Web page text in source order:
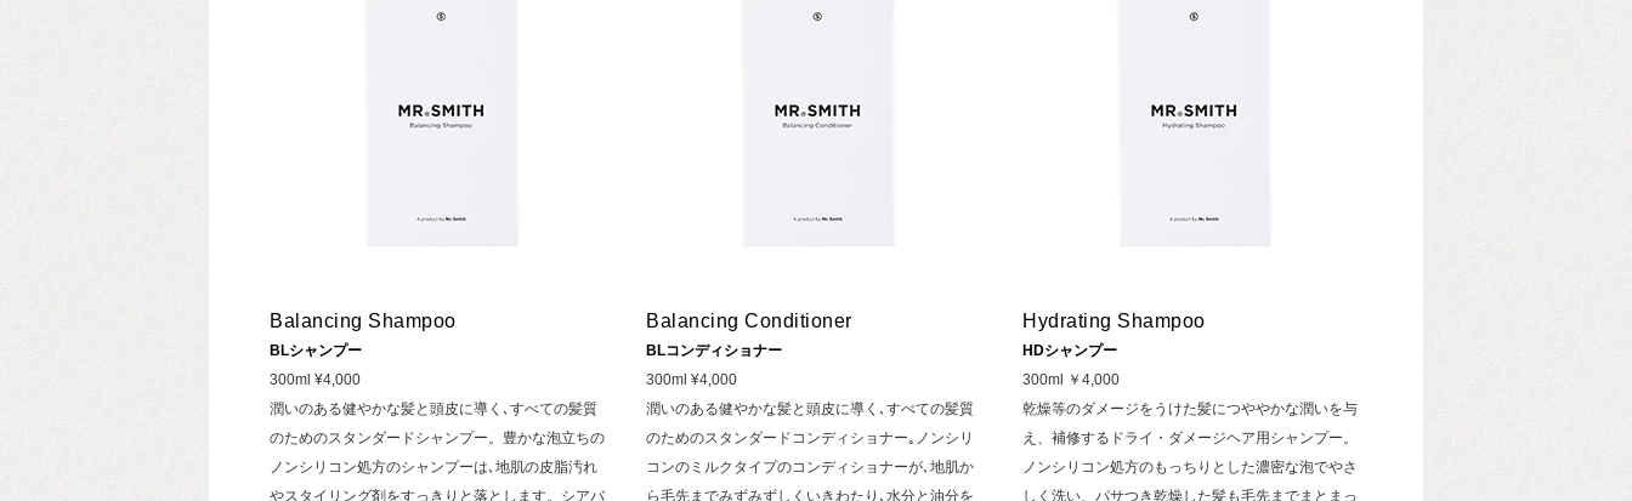
Balancing Shampoo
BLシャンプー
300ml ¥4,000
潤いのある健やかな髪と頭皮に導く､すべての髪質
のためのスタンダードシャンプー。豊かな泡立ちの
ノンシリコン処方のシャンプーは､地肌の皮脂汚れ
やスタイリング剤をすっきりと落とします。シアバ
Balancing Conditioner
BLコンディショナー
300ml ¥4,000
潤いのある健やかな髪と頭皮に導く､すべての髪質
のためのスタンダードコンディショナー｡ノンシリ
コンのミルクタイプのコンディショナーが､地肌か
ら毛先までみずみずしくいきわたり､水分と油分を
Hydrating Shampoo
HDシャンプー
300ml ￥4,000
乾燥等のダメージをうけた髪につややかな潤いを与
え、補修するドライ・ダメージヘア用シャンプー。
ノンシリコン処方のもっちりとした濃密な泡でやさ
しく洗い、パサつき乾燥した髪も毛先までまとまっ